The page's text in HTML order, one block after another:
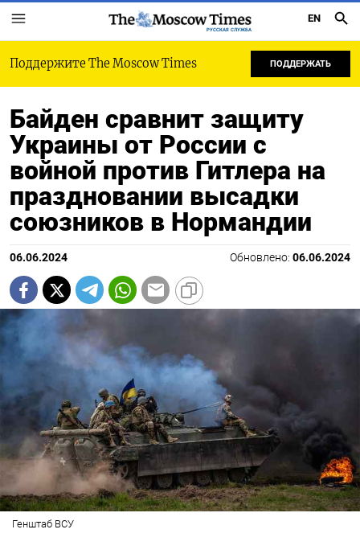
РУССКАЯ СЛУЖБА
EN
Поддержите The Moscow Times ПОДДЕРЖАТЬ
Байден сравнит защиту
Украины от России с
войной против Гитлера на
праздновании высадки
союзников в Нормандии
06.06.2024 Обновлено: 06.06.2024
Генштаб ВСУ